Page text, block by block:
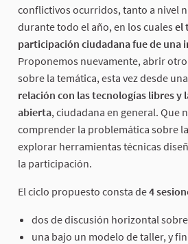
conflictivos ocurridos, tanto a nivel
durante todo el año, en los cuales el
participación ciudadana fue de una
Proponemos nuevamente, abrir
sobre la temática, esta vez desde
relación con las tecnologías libres y
abierta, ciudadana en general. Que
comprender la problemática sobre
explorar herramientas técnicas
la participación.
El ciclo propuesto consta de4
dos de discusión horizontal
una bajo un modelo de taller, y